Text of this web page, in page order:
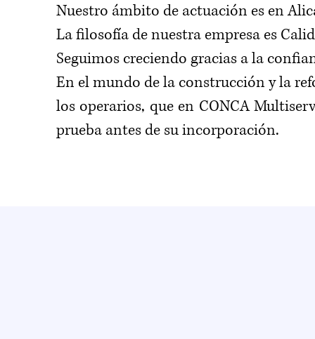
Nuestro ámbito de actuación es en
La filosofía de nuestra empresa es
Seguimos creciendo gracias a la
En el mundo de la construcción y la
los operarios, que en CONCA
prueba antes de su incorporación.